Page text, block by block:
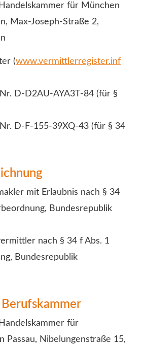
für München
Max-Joseph-Straße 2,
(www.vermittlerregister.inf
D-D2AU-AYA3T-84 (für §
D-F-155-39XQ-43 (für § 34
mit Erlaubnis nach § 34
Bundesrepublik
nach § 34 f Abs. 1
Bundesrepublik
für
Passau, Nibelungenstraße 15,